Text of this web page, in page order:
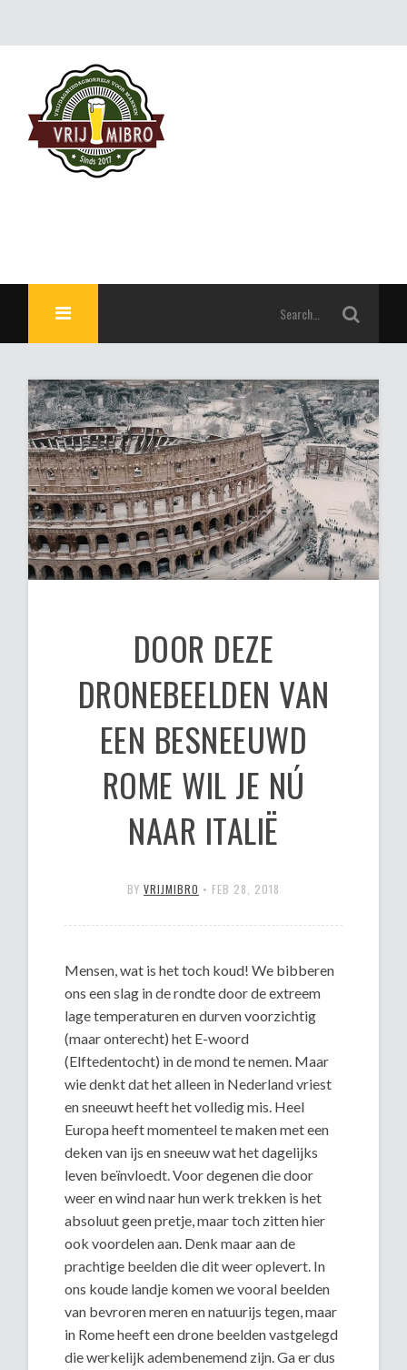
DOOR DEZE
DRONEBEELDEN VAN
EEN BESNEEUWD
ROME WIL JE NÚ
NAAR ITALIË
BY VRIJMIBRO • FEB 28, 2018
Mensen, wat is het toch koud! We bibberen
ons een slag in de rondte door de extreem
lage temperaturen en durven voorzichtig
(maar onterecht) het E-woord
(Elftedentocht) in de mond te nemen. Maar
wie denkt dat het alleen in Nederland vriest
en sneeuwt heeft het volledig mis. Heel
Europa heeft momenteel te maken met een
deken van ijs en sneeuw wat het dagelijks
leven beïnvloedt. Voor degenen die door
weer en wind naar hun werk trekken is het
absoluut geen pretje, maar toch zitten hier
ook voordelen aan. Denk maar aan de
prachtige beelden die dit weer oplevert. In
ons koude landje komen we vooral beelden
van bevroren meren en natuurijs tegen, maar
in Rome heeft een drone beelden vastgelegd
die werkelijk adembenemend zijn. Ga er dus